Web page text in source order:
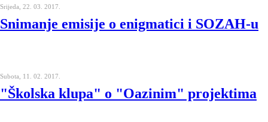
Srijeda, 22. 03. 2017.
Snimanje emisije o enigmatici i SOZAH-u
Subota, 11. 02. 2017.
"Školska klupa" o "Oazinim" projektima